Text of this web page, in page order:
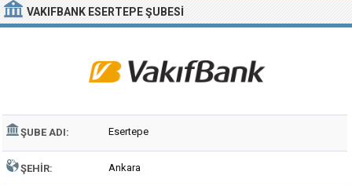
VAKIFBANK ESERTEPE ŞUBESI
ŞUBE ADI: Esertepe
ŞEHIR: Ankara